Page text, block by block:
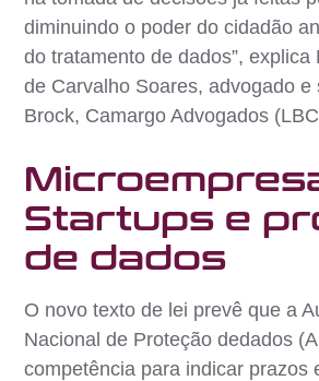
diminuindo o poder do cidadão
do tratamento de dados”, explica
de Carvalho Soares, advogado e
Brock, Camargo Advogados
Startups e
de dados
O novo texto de lei prevê que a
Nacional de Proteção dedados
competência para indicar prazos